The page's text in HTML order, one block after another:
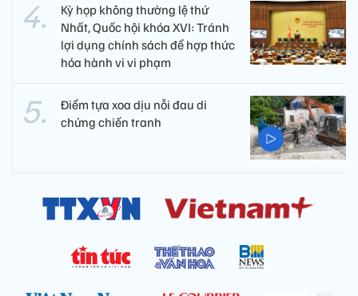
Kỳ họp không thường lệ thứ
Nhất, Quốc hội khóa XVI: Tránh
lợi dụng chính sách để hợp thức
hóa hành vi vi phạm
Điểm tựa xoa dịu nỗi đau di
chứng chiến tranh